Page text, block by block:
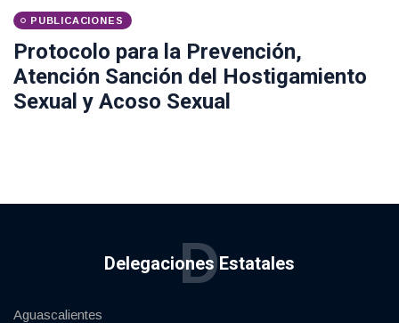
PUBLICACIONES
Protocolo para la Prevención,
Atención Sanción del Hostigamiento
Sexual y Acoso Sexual
Delegaciones Estatales
D
Aguascalientes